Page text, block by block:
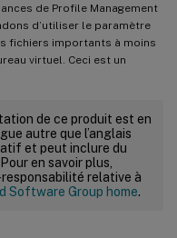
de Profile Management
d’utiliser le paramètre
fichiers importants à moins
virtuel. Ceci est un
de ce produit est en
autre que l’anglais
et peut inclure du
en savoir plus,
relative à
Software Group home.